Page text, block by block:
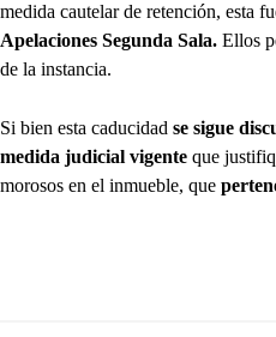
medida cautelar de retención, esta
Apelaciones Segunda Sala. Ellos
de la instancia.
Si bien esta caducidad se sigue
medida judicial vigente que
morosos en el inmueble, que